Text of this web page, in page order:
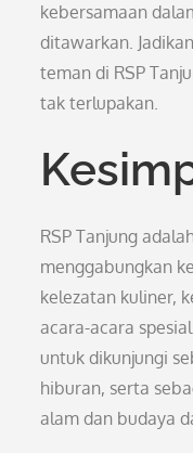
kebersamaan
ditawarkan.
teman di RSP
tak terlupakan.
RSP Tanjung
menggabungkan
kelezatan kuliner,
acara-acara
untuk dikunjungi
hiburan, serta
alam dan budaya